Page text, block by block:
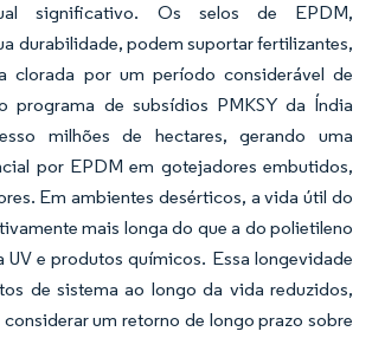
significativo. Os selos de EPDM,
durabilidade, podem suportar fertilizantes,
clorada por um período considerável de
programa de subsídios PMKSY da Índia
milhões de hectares, gerando uma
por EPDM em gotejadores embutidos,
Em ambientes desérticos, a vida útil do
mais longa do que a do polietileno
UV e produtos químicos. Essa longevidade
de sistema ao longo da vida reduzidos,
um retorno de longo prazo sobre